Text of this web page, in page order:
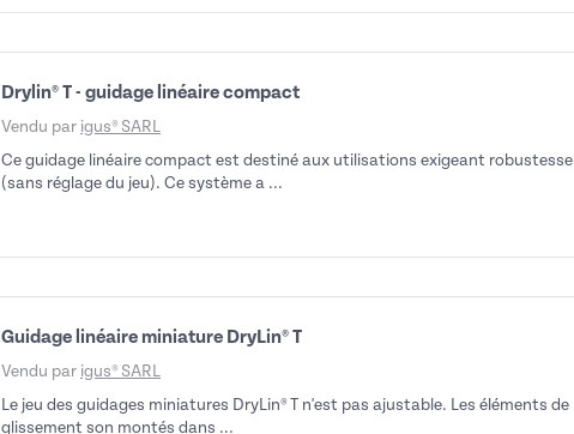
Drylin® T - guidage linéaire compact
Vendu par igus® SARL
Ce guidage linéaire compact est destiné aux utilisations exigeant robustesse
(sans réglage du jeu). Ce système a ...
Guidage linéaire miniature DryLin® T
Vendu par igus® SARL
Le jeu des guidages miniatures DryLin® T n'est pas ajustable. Les éléments de
glissement son montés dans ...